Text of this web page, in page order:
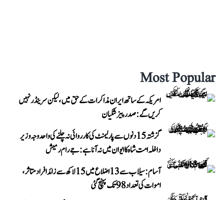
Most Popular
امریکہ کے ساتھ ایران مذاکرات کے حق میں، لیکن سرینڈر نہیں
کریں گے: صدر پیزشکیان
گزشتہ 15 دنوں سے پارلیمنٹ کی کارروائی نہ چلنے کی واحد وجہ وزیر
داخلہ امت شاہ کا ایوان میں نہ آنا ہے: جے رام رمیش
آسام: سیلاب سے 13 اضلاع میں 15 لاکھ سے زائد افراد متاثر،
اموات کی تعداد 98 تک پہنچ گئی